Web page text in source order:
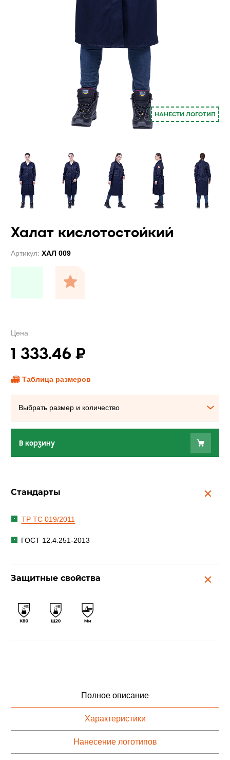
НАНЕСТИ ЛОГОТИП
Халат кислотостойкий
Артикул: ХАЛ 009
Цена
1 333.46 ₽
Таблица размеров
Выбрать размер и количество
В корзину
Стандарты
ТР ТС 019/2011
ГОСТ 12.4.251-2013
Защитные свойства
Полное описание
Характеристики
Нанесение логотипов